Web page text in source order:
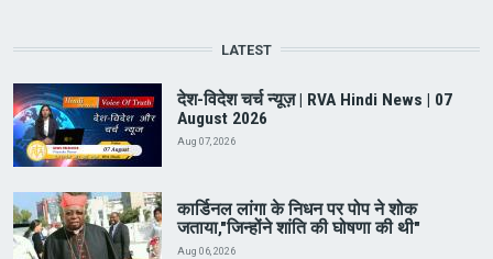
LATEST
देश-विदेश चर्च न्यूज़ | RVA Hindi News | 07
August 2026
Aug 07, 2026
कार्डिनल लांगा के निधन पर पोप ने शोक
जताया,"जिन्होंने शांति की घोषणा की थी"
Aug 06, 2026